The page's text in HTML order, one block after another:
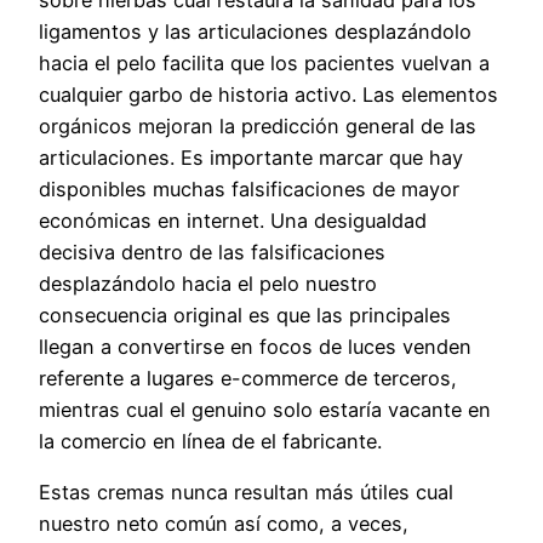
ligamentos y las articulaciones desplazándolo
hacia el pelo facilita que los pacientes vuelvan a
cualquier garbo de historia activo. Las elementos
orgánicos mejoran la predicción general de las
articulaciones. Es importante marcar que hay
disponibles muchas falsificaciones de mayor
económicas en internet. Una desigualdad
decisiva dentro de las falsificaciones
desplazándolo hacia el pelo nuestro
consecuencia original es que las principales
llegan a convertirse en focos de luces venden
referente a lugares e-commerce de terceros,
mientras cual el genuino solo estaría vacante en
la comercio en línea de el fabricante.
Estas cremas nunca resultan más útiles cual
nuestro neto común así­ como, a veces,